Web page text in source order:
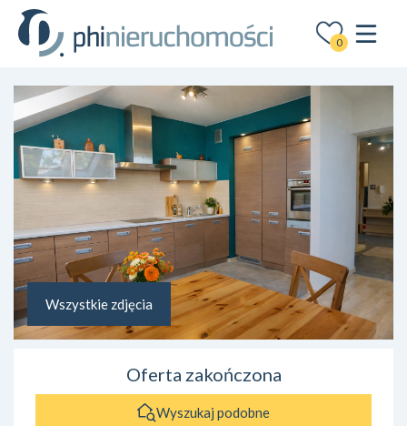
0
Wszystkie zdjęcia
Oferta zakończona
Wyszukaj podobne